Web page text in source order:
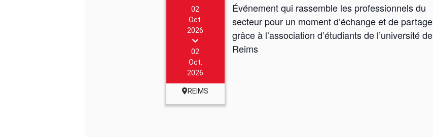
02
Oct.
2026
02
Oct.
2026
REIMS
Événement qui rassemble les professionnels du
secteur pour un moment d’échange et de partage
grâce à l’association d’étudiants de l’université de
Reims